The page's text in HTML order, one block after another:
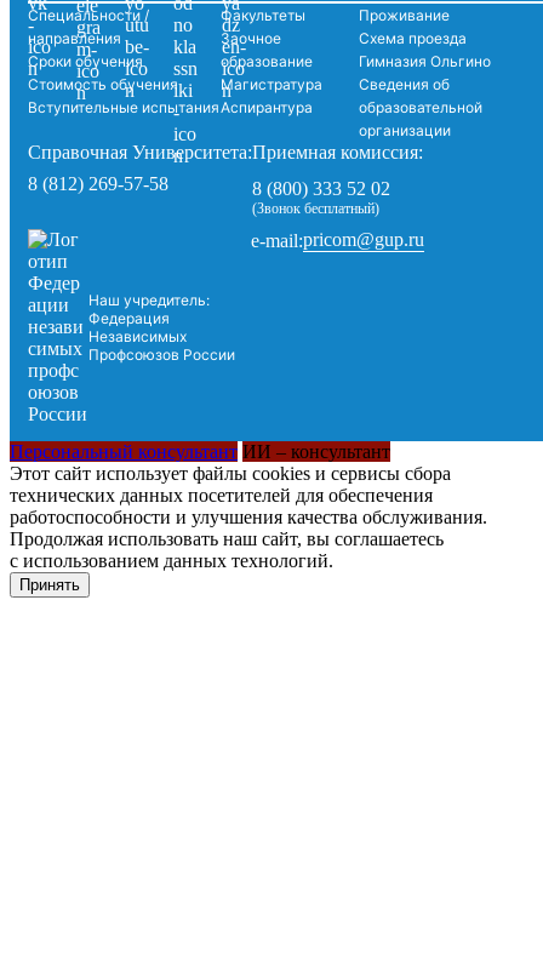
Специальности /
направления
Сроки обучения
Стоимость обучения
Вступительные испытания
Факультеты
Заочное
образование
Магистратура
Аспирантура
Проживание
Схема проезда
Гимназия Ольгино
Сведения об
образовательной
организации
Справочная Университета:
8 (812) 269-57-58
Приемная комиссия:
8 (800) 333 52 02
(Звонок бесплатный)
Наш учредитель:
Федерация
Независимых
Профсоюзов России
e-mail:pricom@gup.ru
Персональный консультант ИИ – консультант
Этот сайт использует файлы cookies и сервисы сбора
технических данных посетителей для обеспечения
работоспособности и улучшения качества обслуживания.
Продолжая использовать наш сайт, вы соглашаетесь
с использованием данных технологий.
Принять